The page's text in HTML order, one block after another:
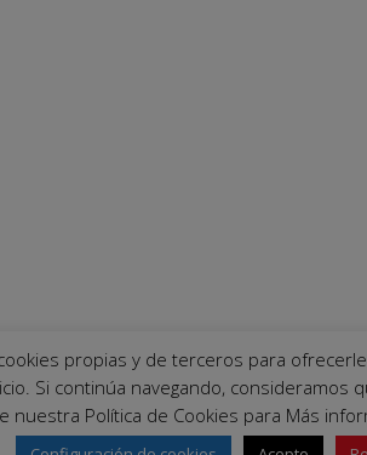
propias y de terceros para
Si continúa navegando, consideramos
nuestra Política de Cookies para Más